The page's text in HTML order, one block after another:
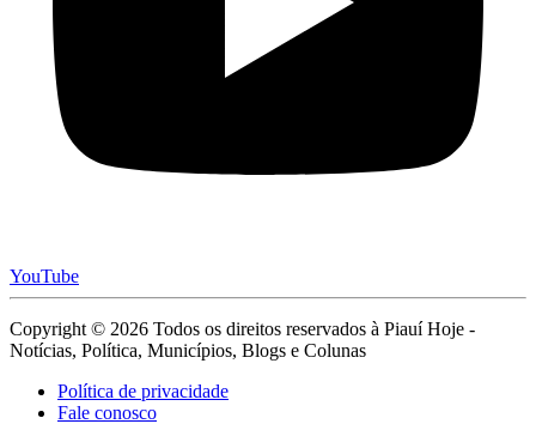
YouTube
Copyright © 2026 Todos os direitos reservados à Piauí Hoje -
Notícias, Política, Municípios, Blogs e Colunas
Política de privacidade
Fale conosco